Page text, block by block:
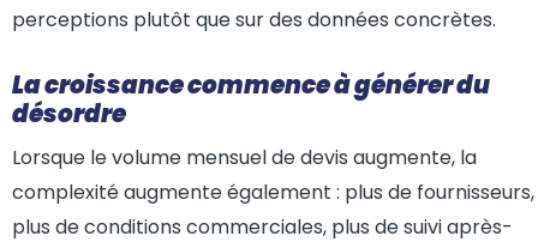
perceptions plutôt que sur des données concrètes.
La croissance commence à générer du
désordre
Lorsque le volume mensuel de devis augmente, la
complexité augmente également : plus de fournisseurs,
plus de conditions commerciales, plus de suivi après-